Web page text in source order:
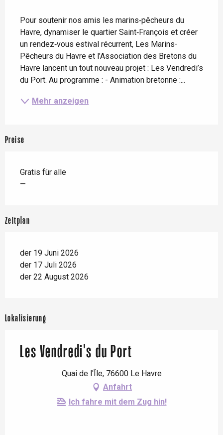
Pour soutenir nos amis les marins‑pêcheurs du
Havre, dynamiser le quartier Saint‑François et créer
un rendez‑vous estival récurrent, Les Marins-
Pêcheurs du Havre et l’Association des Bretons du
Havre lancent un tout nouveau projet : Les Vendredi’s
du Port. Au programme : - Animation bretonne :...
Mehr anzeigen
Preise
Gratis für alle
—
Zeitplan
der 19 Juni 2026
der 17 Juli 2026
der 22 August 2026
Lokalisierung
Les Vendredi's du Port
Quai de l'Île, 76600 Le Havre
Anfahrt
Ich fahre mit dem Zug hin!